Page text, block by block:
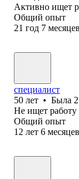
Активно ищет
Общий опыт
21 год 7 месяцев
специалист
50 лет • Была
Не ищет работу
Общий опыт
12 лет 6 месяцев